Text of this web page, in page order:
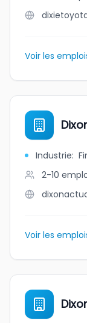
Voir les
Industrie:
2-10
Voir les